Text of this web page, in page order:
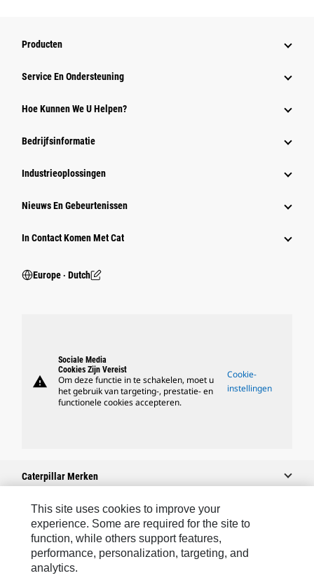
Producten
Service En Ondersteuning
Hoe Kunnen We U Helpen?
Bedrijfsinformatie
Industrieoplossingen
Nieuws En Gebeurtenissen
In Contact Komen Met Cat
Europe ‧ Dutch
warning
Sociale Media
Cookies Zijn Vereist
Om deze functie in te schakelen, moet u
het gebruik van targeting-, prestatie- en
functionele cookies accepteren.
Cookie-
instellingen
Caterpillar Merken
Caterpillar.com
Contact Caterpillar
This site uses cookies to improve your
experience. Some are required for the site to
function, while others support features,
performance, personalization, targeting, and
analytics.